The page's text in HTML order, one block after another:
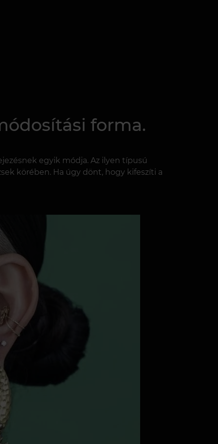
forma.
egyik módja. Az ilyen típusú
körében. Ha úgy dönt, hogy kifeszíti a